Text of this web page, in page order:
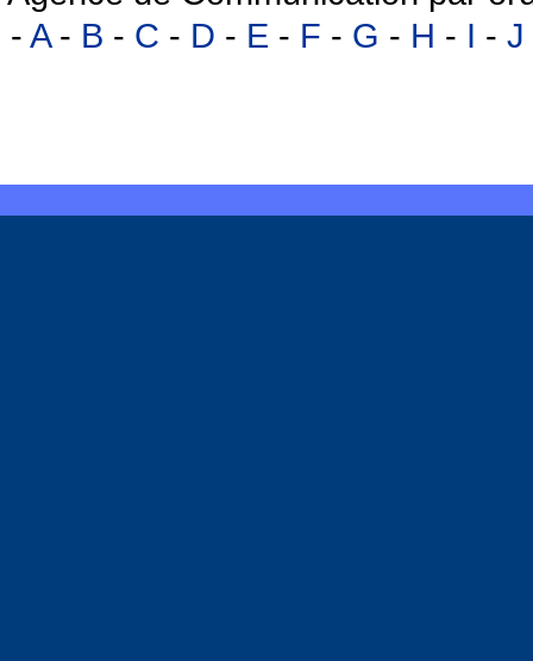
- A- B - C - D - E - F - G - H - I - J